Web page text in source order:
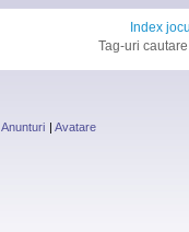
Index
Tag-uri
Anunturi | Avatare